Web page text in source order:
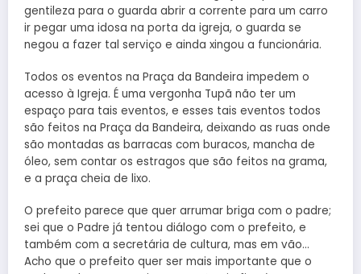
gentileza para o guarda abrir a corrente para um carro
ir pegar uma idosa na porta da igreja, o guarda se
negou a fazer tal serviço e ainda xingou a funcionária.
Todos os eventos na Praça da Bandeira impedem o
acesso à Igreja. É uma vergonha Tupã não ter um
espaço para tais eventos, e esses tais eventos todos
são feitos na Praça da Bandeira, deixando as ruas onde
são montadas as barracas com buracos, mancha de
óleo, sem contar os estragos que são feitos na grama,
e a praça cheia de lixo.
O prefeito parece que quer arrumar briga com o padre;
sei que o Padre já tentou diálogo com o prefeito, e
também com a secretária de cultura, mas em vão…
Acho que o prefeito quer ser mais importante que o